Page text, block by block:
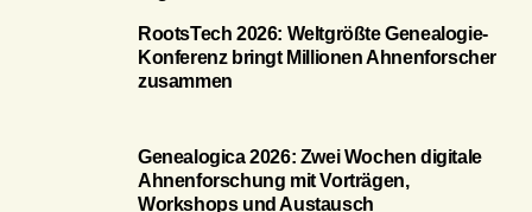
RootsTech 2026: Weltgrößte Genealogie-
Konferenz bringt Millionen Ahnenforscher
zusammen
Genealogica 2026: Zwei Wochen digitale
Ahnenforschung mit Vorträgen,
Workshops und Austausch